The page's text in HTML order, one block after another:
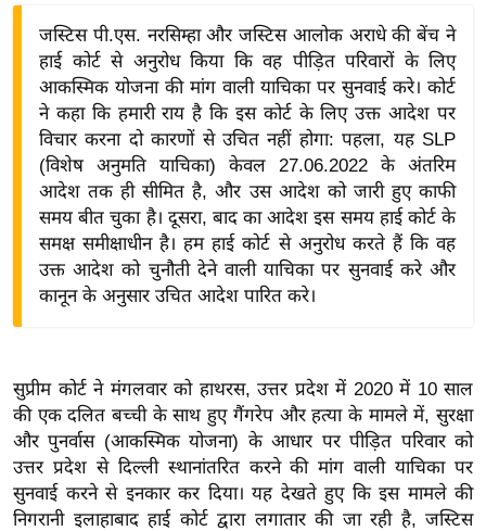
द्यो
वि
ब
ज
ट
खे
ल
जस्टिस पी.एस. नरसिम्हा और जस्टिस आलोक अराधे की बेंच ने
हाई कोर्ट से अनुरोध किया कि वह पीड़ित परिवारों के लिए
आकस्मिक योजना की मांग वाली याचिका पर सुनवाई करे। कोर्ट
ने कहा कि हमारी राय है कि इस कोर्ट के लिए उक्त आदेश पर
विचार करना दो कारणों से उचित नहीं होगा: पहला, यह SLP
(विशेष अनुमति याचिका) केवल 27.06.2022 के अंतरिम
आदेश तक ही सीमित है, और उस आदेश को जारी हुए काफी
समय बीत चुका है। दूसरा, बाद का आदेश इस समय हाई कोर्ट के
समक्ष समीक्षाधीन है। हम हाई कोर्ट से अनुरोध करते हैं कि वह
उक्त आदेश को चुनौती देने वाली याचिका पर सुनवाई करे और
कानून के अनुसार उचित आदेश पारित करे।
सुप्रीम कोर्ट ने मंगलवार को हाथरस, उत्तर प्रदेश में 2020 में 10 साल
की एक दलित बच्ची के साथ हुए गैंगरेप और हत्या के मामले में, सुरक्षा
और पुनर्वास (आकस्मिक योजना) के आधार पर पीड़ित परिवार को
उत्तर प्रदेश से दिल्ली स्थानांतरित करने की मांग वाली याचिका पर
सुनवाई करने से इनकार कर दिया। यह देखते हुए कि इस मामले की
निगरानी इलाहाबाद हाई कोर्ट द्वारा लगातार की जा रही है, जस्टिस